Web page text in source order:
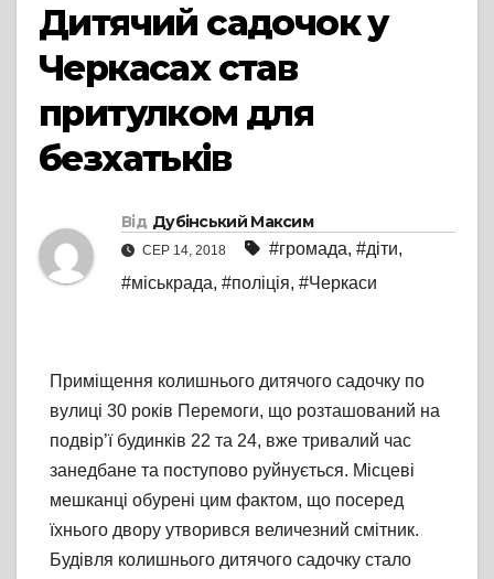
Дитячий садочок у
Черкасах став
притулком для
безхатьків
Від Дубінський Максим
СЕР 14, 2018 #громада, #діти,
#міськрада, #поліція, #Черкаси
Приміщення колишнього дитячого садочку по
вулиці 30 років Перемоги, що розташований на
подвір’ї будинків 22 та 24, вже тривалий час
занедбане та поступово руйнується. Місцеві
мешканці обурені цим фактом, що посеред
їхнього двору утворився величезний смітник.
Будівля колишнього дитячого садочку стало